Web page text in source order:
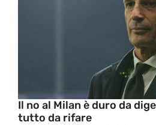
Il no al Milan è duro da
tutto da rifare